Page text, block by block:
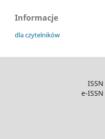
Informacje
dla czytelników
ISSN
e-ISSN